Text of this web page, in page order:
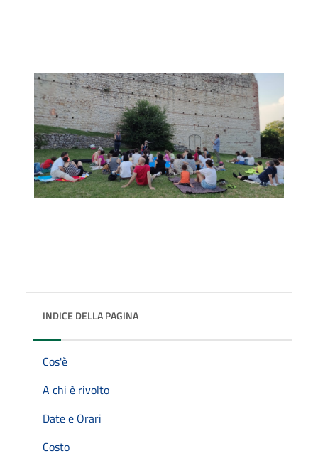
INDICE DELLA PAGINA
Cos'è
A chi è rivolto
Date e Orari
Costo